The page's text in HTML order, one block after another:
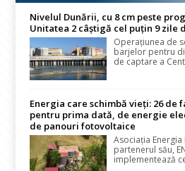
Nivelul Dunării, cu 8 cm peste
Unitatea 2 câștigă cel puțin 9 zile
Operațiunea de
barjelor pentru
de captare a
Energia care schimbă vieți: 26 de
pentru prima dată, de energie
de panouri fotovoltaice
Asociația
partenerul său,
implementează